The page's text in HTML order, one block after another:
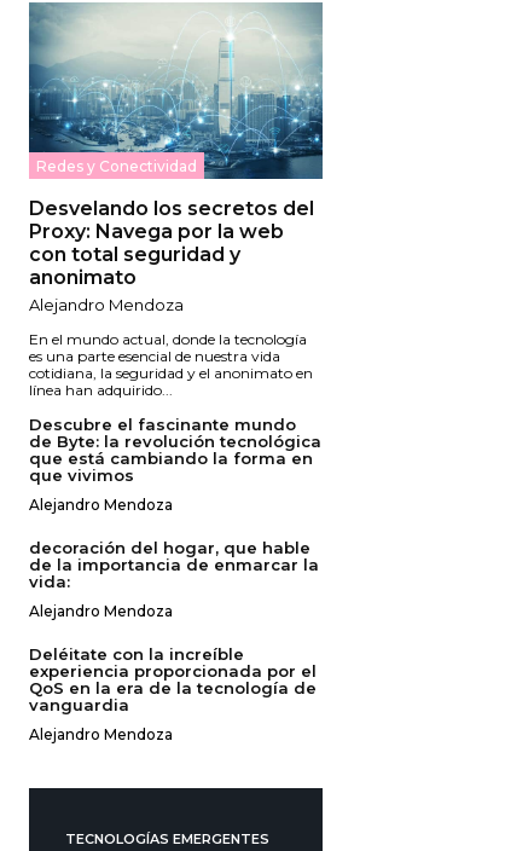
Redes y Conectividad
Desvelando los secretos del
Proxy: Navega por la web
con total seguridad y
anonimato
Alejandro Mendoza
En el mundo actual, donde la tecnología
es una parte esencial de nuestra vida
cotidiana, la seguridad y el anonimato en
línea han adquirido...
Descubre el fascinante mundo
de Byte: la revolución tecnológica
que está cambiando la forma en
que vivimos
Alejandro Mendoza
decoración del hogar, que hable
de la importancia de enmarcar la
vida:
Alejandro Mendoza
Deléitate con la increíble
experiencia proporcionada por el
QoS en la era de la tecnología de
vanguardia
Alejandro Mendoza
TECNOLOGÍAS EMERGENTES